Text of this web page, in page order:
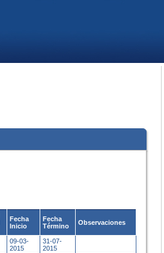
Fecha
Inicio
Fecha
Término
Observaciones
09-03-
2015
31-07-
2015